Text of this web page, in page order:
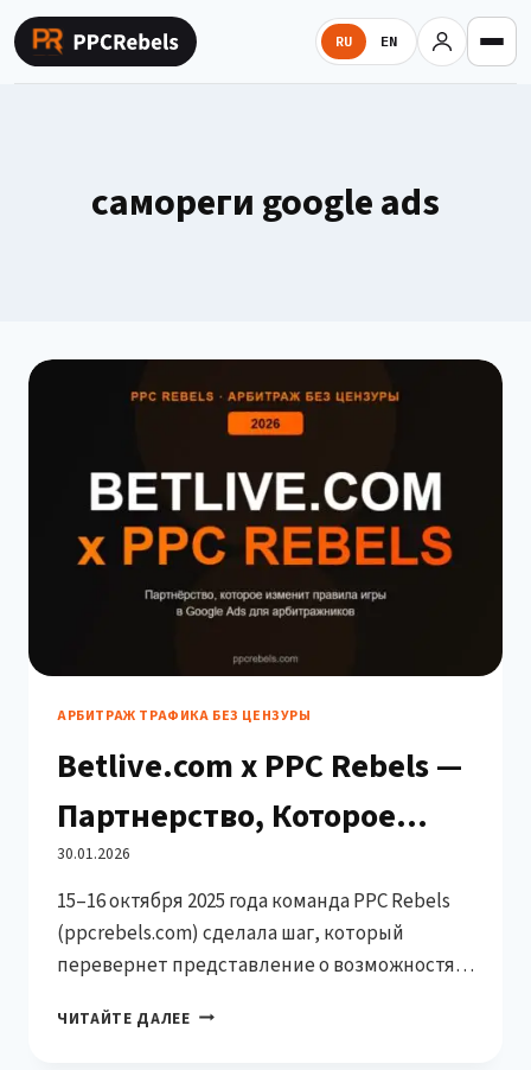
Перейти
содержимому
RU EN
самореги google ads
АРБИТРАЖ ТРАФИКА БЕЗ ЦЕНЗУРЫ
Betlive.com x PPC Rebels —
Партнерство, Которое
Изменит Правила Игры в
Google Ads
30.01.2026
15–16 октября 2025 года команда PPC Rebels
(ppcrebels.com) сделала шаг, который
перевернет представление о возможностях
маркетинге. На престижной конференции
ЧИТАЙТЕ ДАЛЕЕBETLIVE.COM